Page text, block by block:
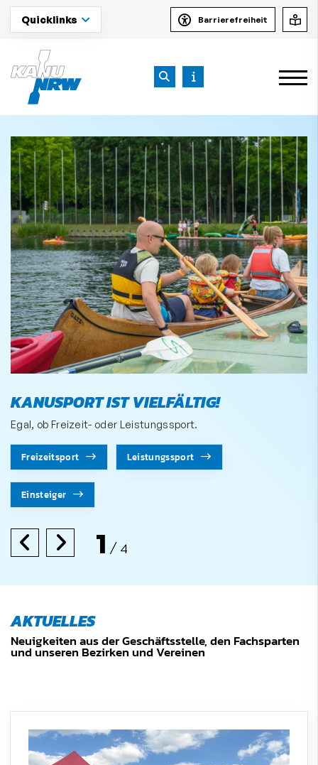
Quicklinks Barrierefreiheit
KANUSPORT IST VIELFÄLTIG!
Egal, ob Freizeit- oder Leistungssport.
Freizeitsport Leistungssport
Einsteiger
1 4
AKTUELLES
Neuigkeiten aus der Geschäftsstelle, den Fachsparten
und unseren Bezirken und Vereinen